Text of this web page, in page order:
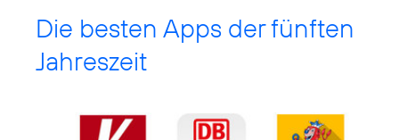
Die besten Apps der fünften
Jahreszeit